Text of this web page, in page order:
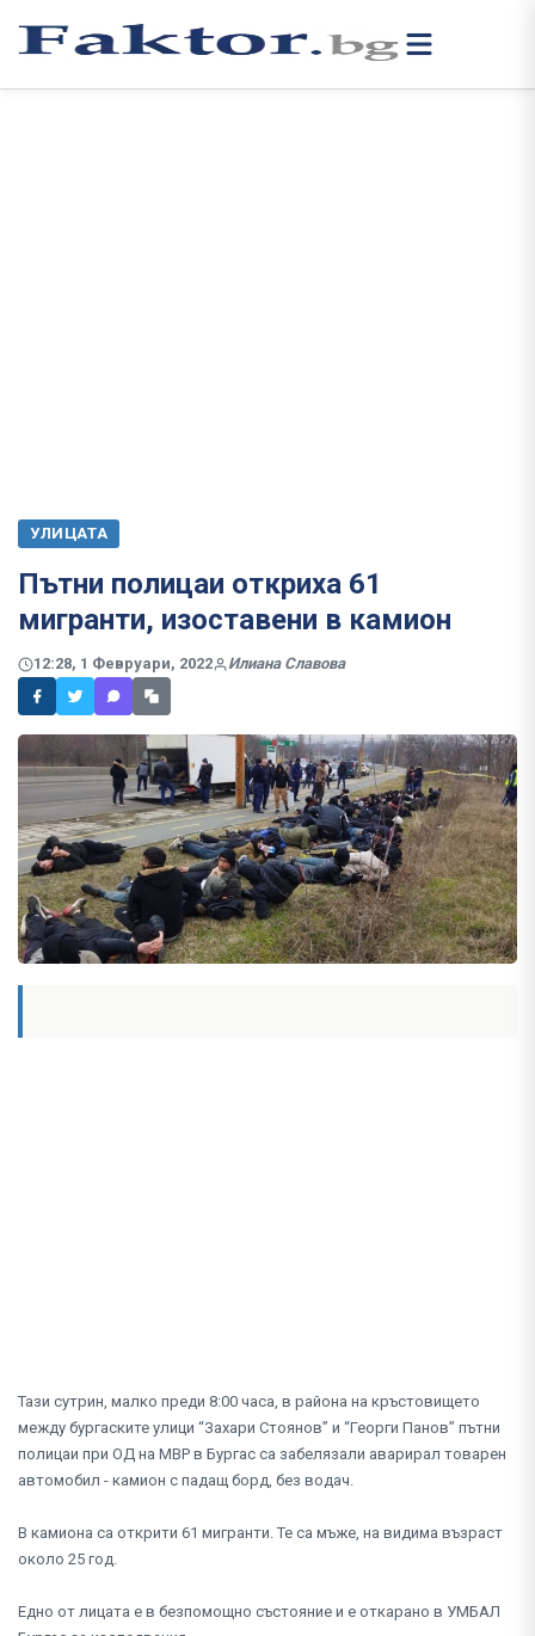
УЛИЦАТА
Пътни полицаи откриха 61
мигранти, изоставени в камион
12:28, 1 Февруари, 2022 Илиана Славова
Тази сутрин, малко преди 8:00 часа, в района на кръстовището
между бургаските улици “Захари Стоянов” и “Георги Панов” пътни
полицаи при ОД на МВР в Бургас са забелязали аварирал товарен
автомобил - камион с падащ борд, без водач.
В камиона са открити 61 мигранти. Те са мъже, на видима възраст
около 25 год.
Едно от лицата е в безпомощно състояние и е откарано в УМБАЛ